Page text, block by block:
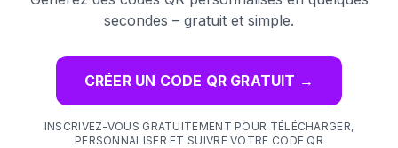
secondes – gratuit et simple.
CRÉER UN CODE QR GRATUIT →
INSCRIVEZ-VOUS GRATUITEMENT POUR TÉLÉCHARGER,
PERSONNALISER ET SUIVRE VOTRE CODE QR